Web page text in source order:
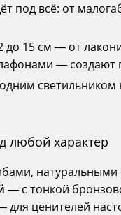
под всё: от
до 15 см — от
— создают
любой характер
— с тонкой
ценителей